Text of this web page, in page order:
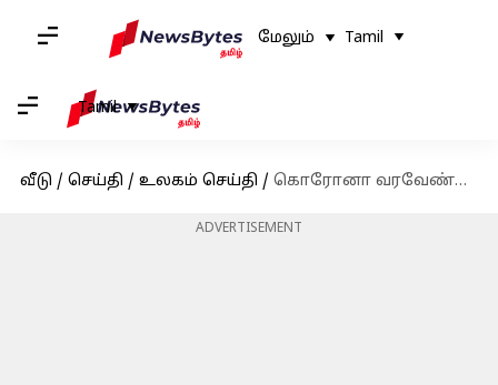
மேலும் Tamil
Tamil
வீடு / செய்தி / உலகம் செய்தி / கொரோனா வரவேண்டும் என்று பாதுகாப்பு இல்லாமல் சுத்தும் சீனர்கள்
ADVERTISEMENT